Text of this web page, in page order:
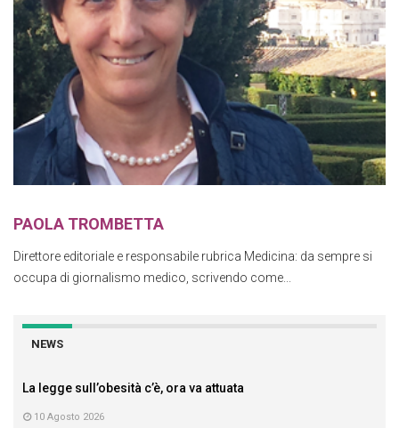
PAOLA TROMBETTA
Direttore editoriale e responsabile rubrica Medicina: da sempre si
occupa di giornalismo medico, scrivendo come...
NEWS
La legge sull’obesità c’è, ora va attuata
10 Agosto 2026